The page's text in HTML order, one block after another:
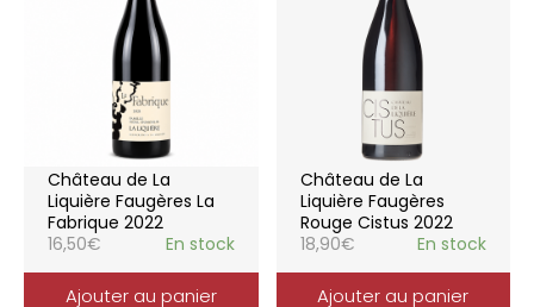
Château de La
Liquière Faugères La
Fabrique 2022
16,50€ En stock
Ajouter au panier
Château de La
Liquière Faugères
Rouge Cistus 2022
18,90€ En stock
Ajouter au panier